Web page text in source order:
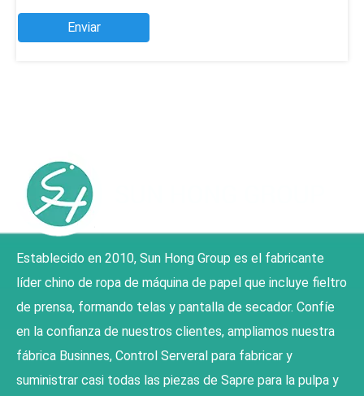
Enviar
Establecido en 2010, Sun Hong Group es el fabricante
líder chino de ropa de máquina de papel que incluye fieltro
de prensa, formando telas y pantalla de secador. Confíe
en la confianza de nuestros clientes, ampliamos nuestra
fábrica Businnes, Control Serveral para fabricar y
suministrar casi todas las piezas de Sapre para la pulpa y